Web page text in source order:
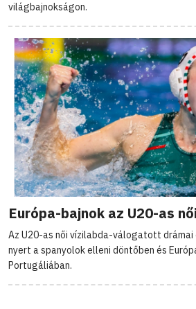
világbajnokságon.
Európa-bajnok az U20-as
Az U20-as női vízilabda-válogatott
nyert a spanyolok elleni döntőben és
Portugáliában.